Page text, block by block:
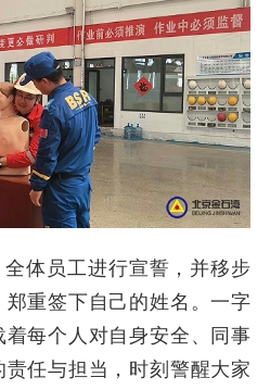
体员工进行宣誓，并移步
重签下自己的姓名。一字
每个人对自身安全、同事
任与担当，时刻警醒大家